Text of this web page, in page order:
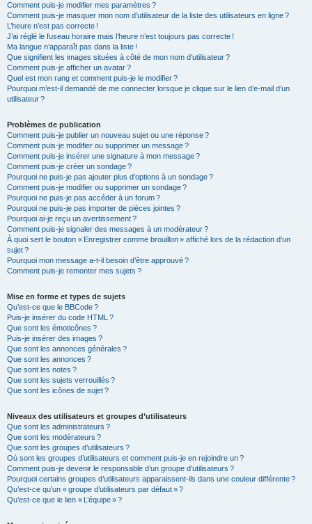
Comment puis-je modifier mes paramètres ?
Comment puis-je masquer mon nom d’utilisateur de la liste des utilisateurs en ligne ?
L’heure n’est pas correcte !
J’ai réglé le fuseau horaire mais l’heure n’est toujours pas correcte !
Ma langue n’apparaît pas dans la liste !
Que signifient les images situées à côté de mon nom d’utilisateur ?
Comment puis-je afficher un avatar ?
Quel est mon rang et comment puis-je le modifier ?
Pourquoi m’est-il demandé de me connecter lorsque je clique sur le lien d’e-mail d’un
utilisateur ?
Problèmes de publication
Comment puis-je publier un nouveau sujet ou une réponse ?
Comment puis-je modifier ou supprimer un message ?
Comment puis-je insérer une signature à mon message ?
Comment puis-je créer un sondage ?
Pourquoi ne puis-je pas ajouter plus d’options à un sondage ?
Comment puis-je modifier ou supprimer un sondage ?
Pourquoi ne puis-je pas accéder à un forum ?
Pourquoi ne puis-je pas importer de pièces jointes ?
Pourquoi ai-je reçu un avertissement ?
Comment puis-je signaler des messages à un modérateur ?
À quoi sert le bouton « Enregistrer comme brouillon » affiché lors de la rédaction d’un
sujet ?
Pourquoi mon message a-t-il besoin d’être approuvé ?
Comment puis-je remonter mes sujets ?
Mise en forme et types de sujets
Qu’est-ce que le BBCode ?
Puis-je insérer du code HTML ?
Que sont les émoticônes ?
Puis-je insérer des images ?
Que sont les annonces générales ?
Que sont les annonces ?
Que sont les notes ?
Que sont les sujets verrouillés ?
Que sont les icônes de sujet ?
Niveaux des utilisateurs et groupes d’utilisateurs
Que sont les administrateurs ?
Que sont les modérateurs ?
Que sont les groupes d’utilisateurs ?
Où sont les groupes d’utilisateurs et comment puis-je en rejoindre un ?
Comment puis-je devenir le responsable d’un groupe d’utilisateurs ?
Pourquoi certains groupes d’utilisateurs apparaissent-ils dans une couleur différente ?
Qu’est-ce qu’un « groupe d’utilisateurs par défaut » ?
Qu’est-ce que le lien « L’équipe » ?